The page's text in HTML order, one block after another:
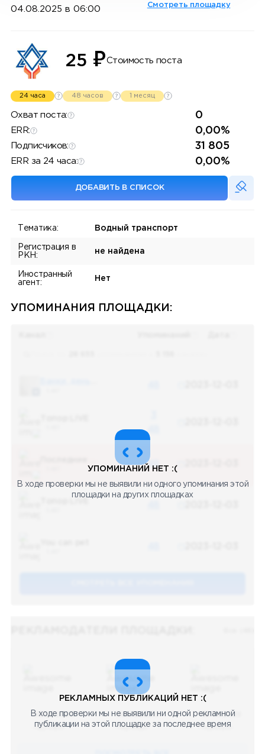
04.08.2025 в 06:00 Смотреть площадку
25 ₽Стоимость поста
24 часа 48 часов 1 месяц
Охват поста: 0
ERR: 0,00%
Подписчиков: 31 805
ERR за 24 часа: 0,00%
ДОБАВИТЬ В СПИСОК
Тематика: Водный транспорт
Регистрация в
РКН:
не найдена
Иностранный
агент:
Нет
УПОМИНАНИЯ ПЛОЩАДКИ:
48
48
УПОМИНАНИЙ НЕТ :(
В ходе проверки мы не выявили ни одного упоминания этой
площадки на других площадках
08.05.2023
Научный
08.05.2023
Научный
08.05.2023
Научный
РЕКЛАМНЫХ ПУБЛИКАЦИЙ НЕТ :(
В ходе проверки мы не выявили ни одной рекламной
публикации на этой площадке за последнее время